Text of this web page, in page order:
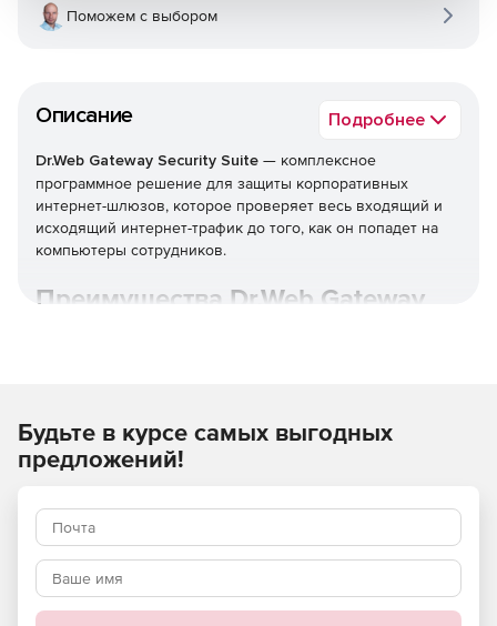
Описание Подробнее
Dr.Web Gateway Security Suite — комплексное
программное решение для защиты корпоративных
интернет-шлюзов, которое проверяет весь входящий и
исходящий интернет-трафик до того, как он попадет на
компьютеры сотрудников.
Преимущества Dr.Web Gateway
Доставка только безопасного контента внутрь
защищаемой сети.
Действенная очистка информационного потока на
уровне промежуточного узла проверки —
практически без потери быстродействия при
Эффективное противодействие проникновению
Поможем с выбором
Будьте в курсе самых выгодных
предложений!